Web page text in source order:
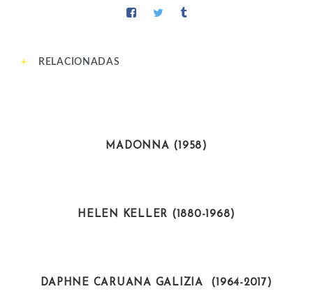
RELACIONADAS
MADONNA (1958)
HELEN KELLER (1880-1968)
DAPHNE CARUANA GALIZIA (1964-2017)